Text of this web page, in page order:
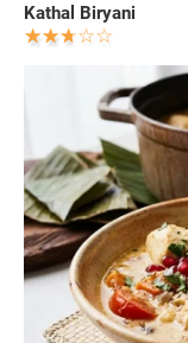
Kathal Biryani